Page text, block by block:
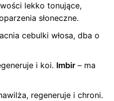
lekko tonujące,
słoneczne.
cebulki włosa, dba o
i koi. Imbir – ma
regeneruje i chroni.